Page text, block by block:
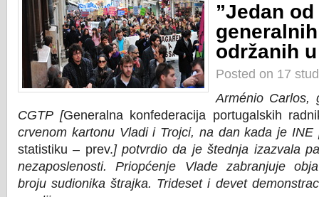
”Jedan
održanih
Posted on 17
Arménio Carlos,
CGTP [Generalna konfederacija portugalskih
crvenom kartonu Vladi i Trojci, na dan kada je INE
statistiku – prev.] potvrdio da je štednja izazvala
nezaposlenosti. Priopćenje Vlade zabranjuje
broju sudionika štrajka. Trideset i devet